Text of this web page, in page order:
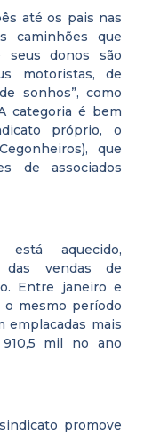
até os pais nas
caminhões que
seus donos são
motoristas, de
sonhos”, como
categoria é bem
próprio, o
que
de associados
aquecido,
das vendas de
Entre janeiro e
o mesmo período
emplacadas mais
mil no ano
promove